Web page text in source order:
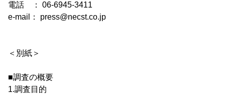
電話 ： 06-6945-3411
e-mail： press@necst.co.jp
＜別紙＞
■調査の概要
1.調査目的